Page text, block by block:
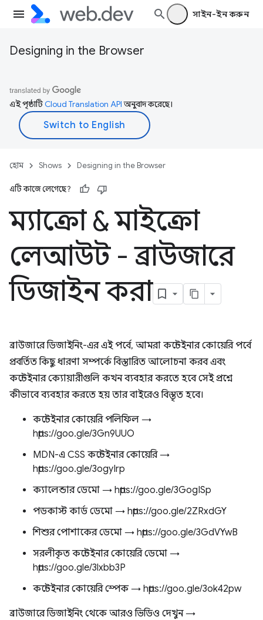
সাইন-ইন করুন
Designing in the Browser
এই পৃষ্ঠাটিCloud Translation APIঅনুবাদ করেছে।
হোম Shows Designing in the Browser
এটি কাজে লেগেছে?
ম্যাক্রো & মাইক্রো
লেআউট - ব্রাউজারে
ডিজাইন করা
ব্রাউজারে ডিজাইনিং-এর এই পর্বে, আমরা কন্টেইনার কোয়েরি পর্বে
প্রবর্তিত কিছু ধারণা সম্পর্কে বিস্তারিত আলোচনা করব এবং
কন্টেইনার ক্যোয়ারীগুলি কখন ব্যবহার করতে হবে সেই প্রশ্নে
কীভাবে ব্যবহার করতে হয় তার বাইরেও বিস্তৃত হবে।
কন্টেইনার কোয়েরি পলিফিল →
https://goo.gle/3Gn9UUO
MDN-এ CSS কন্টেইনার কোয়েরি →
https://goo.gle/3ogyIrp
ক্যালেন্ডার ডেমো → https://goo.gle/3GogISp
পডকাস্ট কার্ড ডেমো → https://goo.gle/2ZRxdGY
শিশুর পোশাকের ডেমো → https://goo.gle/3GdVYwB
সরলীকৃত কন্টেইনার কোয়েরি ডেমো →
https://goo.gle/3lxbb3P
কন্টেইনার কোয়েরি স্পেক → https://goo.gle/3ok42pw
ব্রাউজারে ডিজাইনিং থেকে আরও ভিডিও দেখুন →